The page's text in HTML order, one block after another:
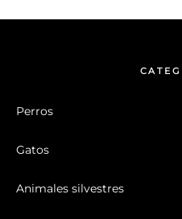
Perros
Gatos
Animales silvestres